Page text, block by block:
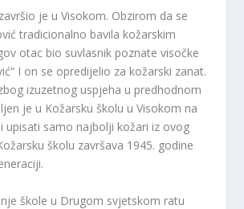
je u Visokom. Obzirom da se
tradicionalno bavila kožarskim
otac bio suvlasnik poznate visočke
I on se opredijelio za kožarski zanat.
izuzetnog uspjeha u predhodnom
je u Kožarsku školu u Visokom na
upisati samo najbolji kožari iz ovog
školu završava 1945. godine
škole u Drugom svjetskom ratu